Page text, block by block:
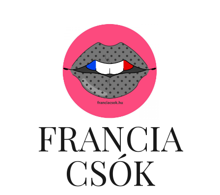
FRANCIA
CSÓK